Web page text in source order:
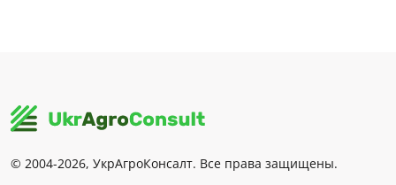
© 2004-2026, УкрАгроКонсалт. Все права защищены.